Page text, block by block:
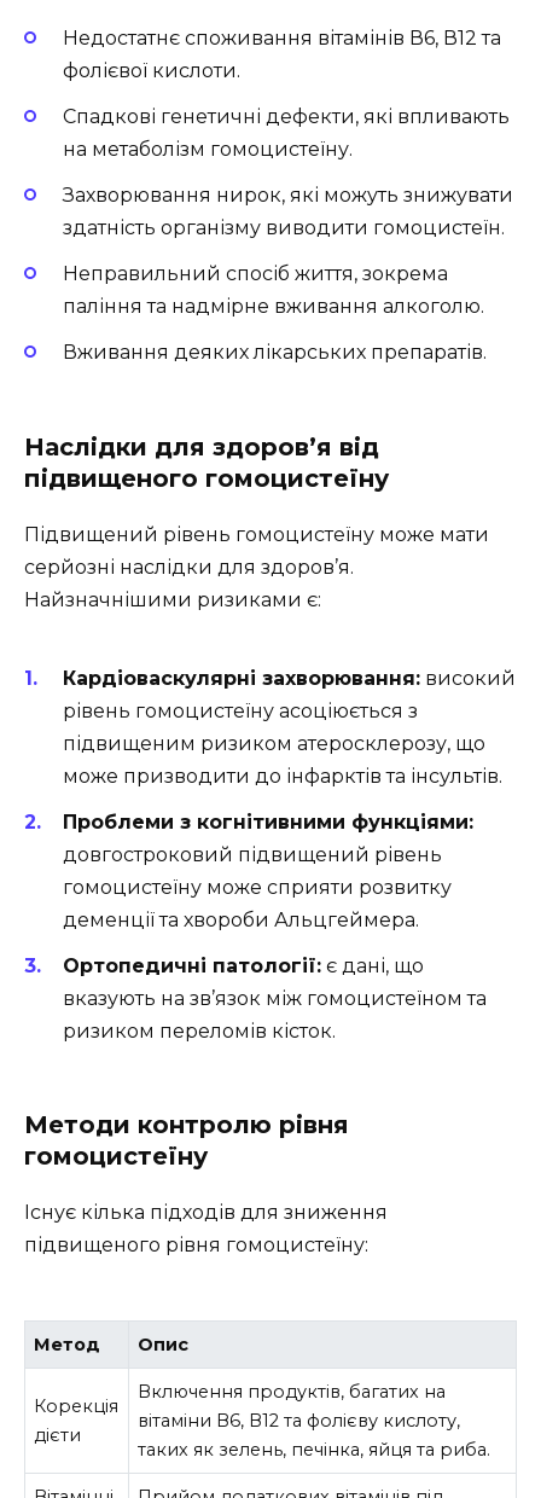
Недостатнє споживання вітамінів В6, В12 та
фолієвої кислоти.
Спадкові генетичні дефекти, які впливають
на метаболізм гомоцистеїну.
Захворювання нирок, які можуть знижувати
здатність організму виводити гомоцистеїн.
Неправильний спосіб життя, зокрема
паління та надмірне вживання алкоголю.
Вживання деяких лікарських препаратів.
Наслідки для здоров’я від
підвищеного гомоцистеїну
Підвищений рівень гомоцистеїну може мати
серйозні наслідки для здоров’я.
Найзначнішими ризиками є:
Кардіоваскулярні захворювання: високий
рівень гомоцистеїну асоціюється з
підвищеним ризиком атеросклерозу, що
може призводити до інфарктів та інсультів.
Проблеми з когнітивними функціями:
довгостроковий підвищений рівень
гомоцистеїну може сприяти розвитку
деменції та хвороби Альцгеймера.
Ортопедичні патології: є дані, що
вказують на зв’язок між гомоцистеїном та
ризиком переломів кісток.
Методи контролю рівня
гомоцистеїну
Існує кілька підходів для зниження
підвищеного рівня гомоцистеїну:
Метод Опис
Корекція
дієти
Включення продуктів, багатих на
вітаміни В6, В12 та фолієву кислоту,
таких як зелень, печінка, яйця та риба.